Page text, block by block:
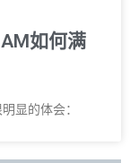
如何满
显的体会：